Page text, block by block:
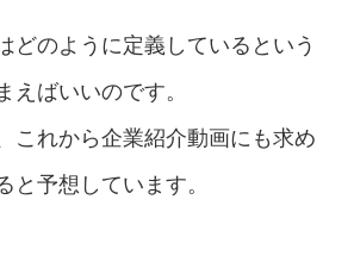
どのように定義しているという
えばいいのです。
これから企業紹介動画にも求め
と予想しています。